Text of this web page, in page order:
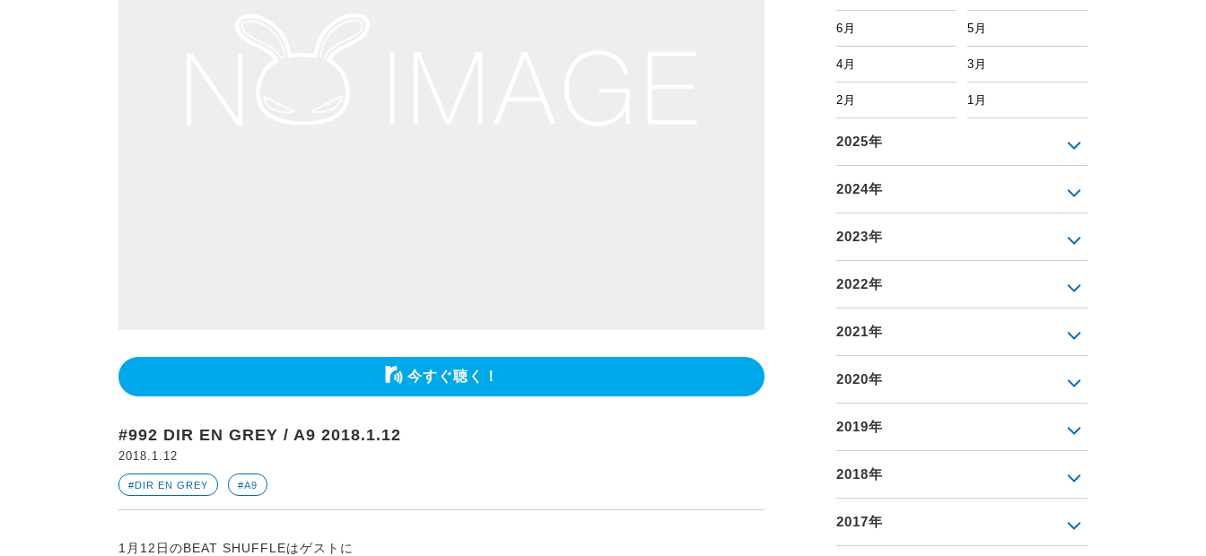
今すぐ聴く！
#992 DIR EN GREY / A9 2018.1.12
2018.1.12
#DIR EN GREY #A9
1月12日のBEAT SHUFFLEはゲストに
6月 5月
4月 3月
2月 1月
2025年
2024年
2023年
2022年
2021年
2020年
2019年
2018年
2017年